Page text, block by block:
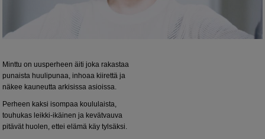
Minttu on uusperheen äiti joka rakastaa
punaista huulipunaa, inhoaa kiirettä ja
näkee kauneutta arkisissa asioissa.
Perheen kaksi isompaa koululaista,
touhukas leikki-ikäinen ja kevätvauva
pitävät huolen, ettei elämä käy tylsäksi.